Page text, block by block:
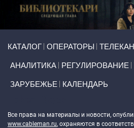
КАТАЛОГ ОПЕРАТОРЫ
АНАЛИТИКА РЕГУЛИРОВАНИЕ
ЗАРУБЕЖЬЕ КАЛЕНДАРЬ
Все права на материалы и новости,
www.cableman.ru, охраняются в